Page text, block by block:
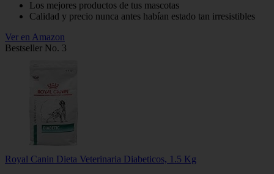
Los mejores productos de tus mascotas
Calidad y precio nunca antes habían estado tan irresistibles
Ver en Amazon
Bestseller No. 3
Royal Canin Dieta Veterinaria Diabeticos, 1.5 Kg